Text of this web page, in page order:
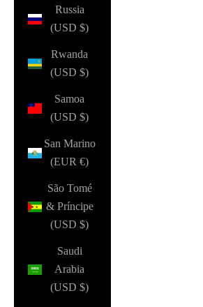
Russia
(USD $)
Rwanda
(USD $)
Samoa
(USD $)
San Marino
(EUR €)
São Tomé
& Príncipe
(USD $)
Saudi
Arabia
(USD $)